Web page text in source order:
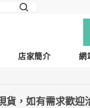
店家簡介 網
貨，如有需求歡迎